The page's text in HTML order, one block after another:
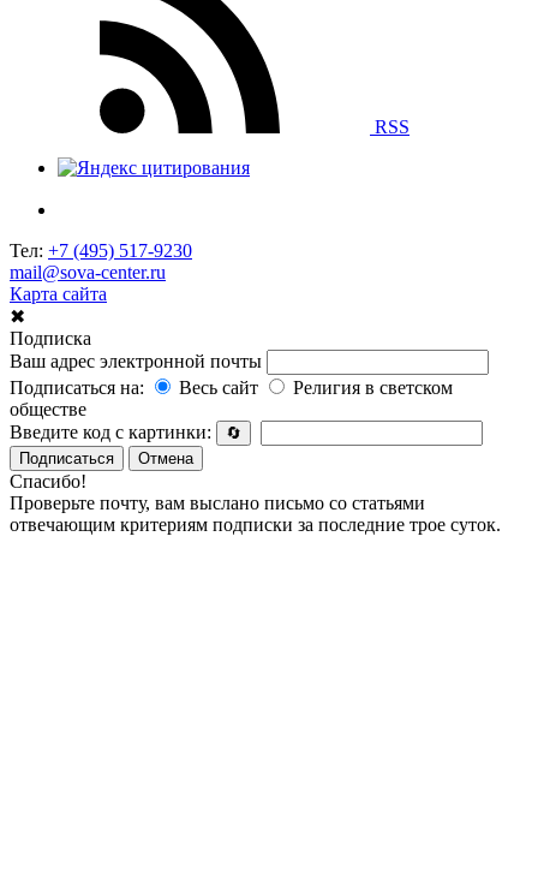
RSS
Тел: +7 (495) 517-9230
mail@sova-center.ru
Карта сайта
✖
Подписка
Ваш адрес электронной почты
Подписаться на:
Весь сайт
Религия в светском
обществе
Введите код с картинки:
🔄
Подписаться
Отмена
Спасибо!
Проверьте почту, вам выслано письмо со статьями
отвечающим критериям подписки за последние трое суток.